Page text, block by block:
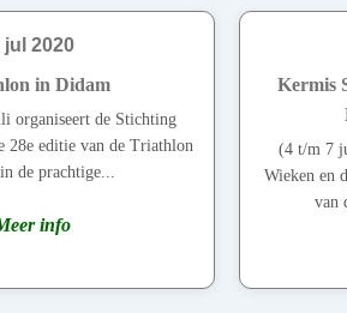
jul 2020
in Didam
organiseert de Stichting
28e editie van de Triathlon
de prachtige...
info
Kermis
(4 t/m 7
Wieken en
van